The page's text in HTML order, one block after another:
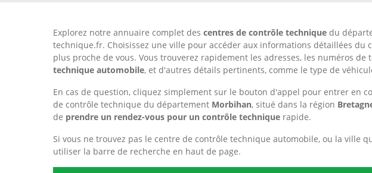
Explorez notre annuaire complet des centres de contrôle technique du
technique.fr. Choisissez une ville pour accéder aux informations détaillées du
plus proche de vous. Vous trouverez rapidement les adresses, les numéros de
technique automobile, et d'autres détails pertinents, comme le type de
En cas de question, cliquez simplement sur le bouton d'appel pour entrer en
de contrôle technique du département Morbihan, situé dans la région
de prendre un rendez-vous pour un contrôle technique rapide.
Si vous ne trouvez pas le centre de contrôle technique automobile, ou la ville
utiliser la barre de recherche en haut de page.